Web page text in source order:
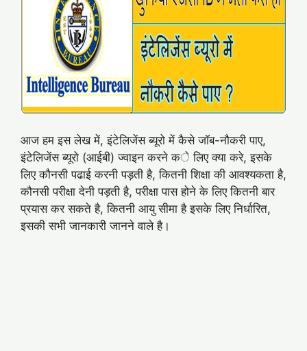
आज हम इस लेख में, इंटेलिजेंस ब्यूरो में कैसे जॉब-नौकरी पाए,
इंटेलिजेंस ब्यूरो (आईबी) ज्वाइन करने के लिए क्या करे, इसके
लिए कौनसी पढाई करनी पड़ती है, कितनी शिक्षा की आवश्यकता है,
कौनसी परीक्षा देनी पड़ती है, परीक्षा पास होने के लिए कितनी बार
प्रयास कर सकते है, कितनी आयु सीमा है इसके लिए निर्धारित,
इसकी सभी जानकारी जानने वाले है।